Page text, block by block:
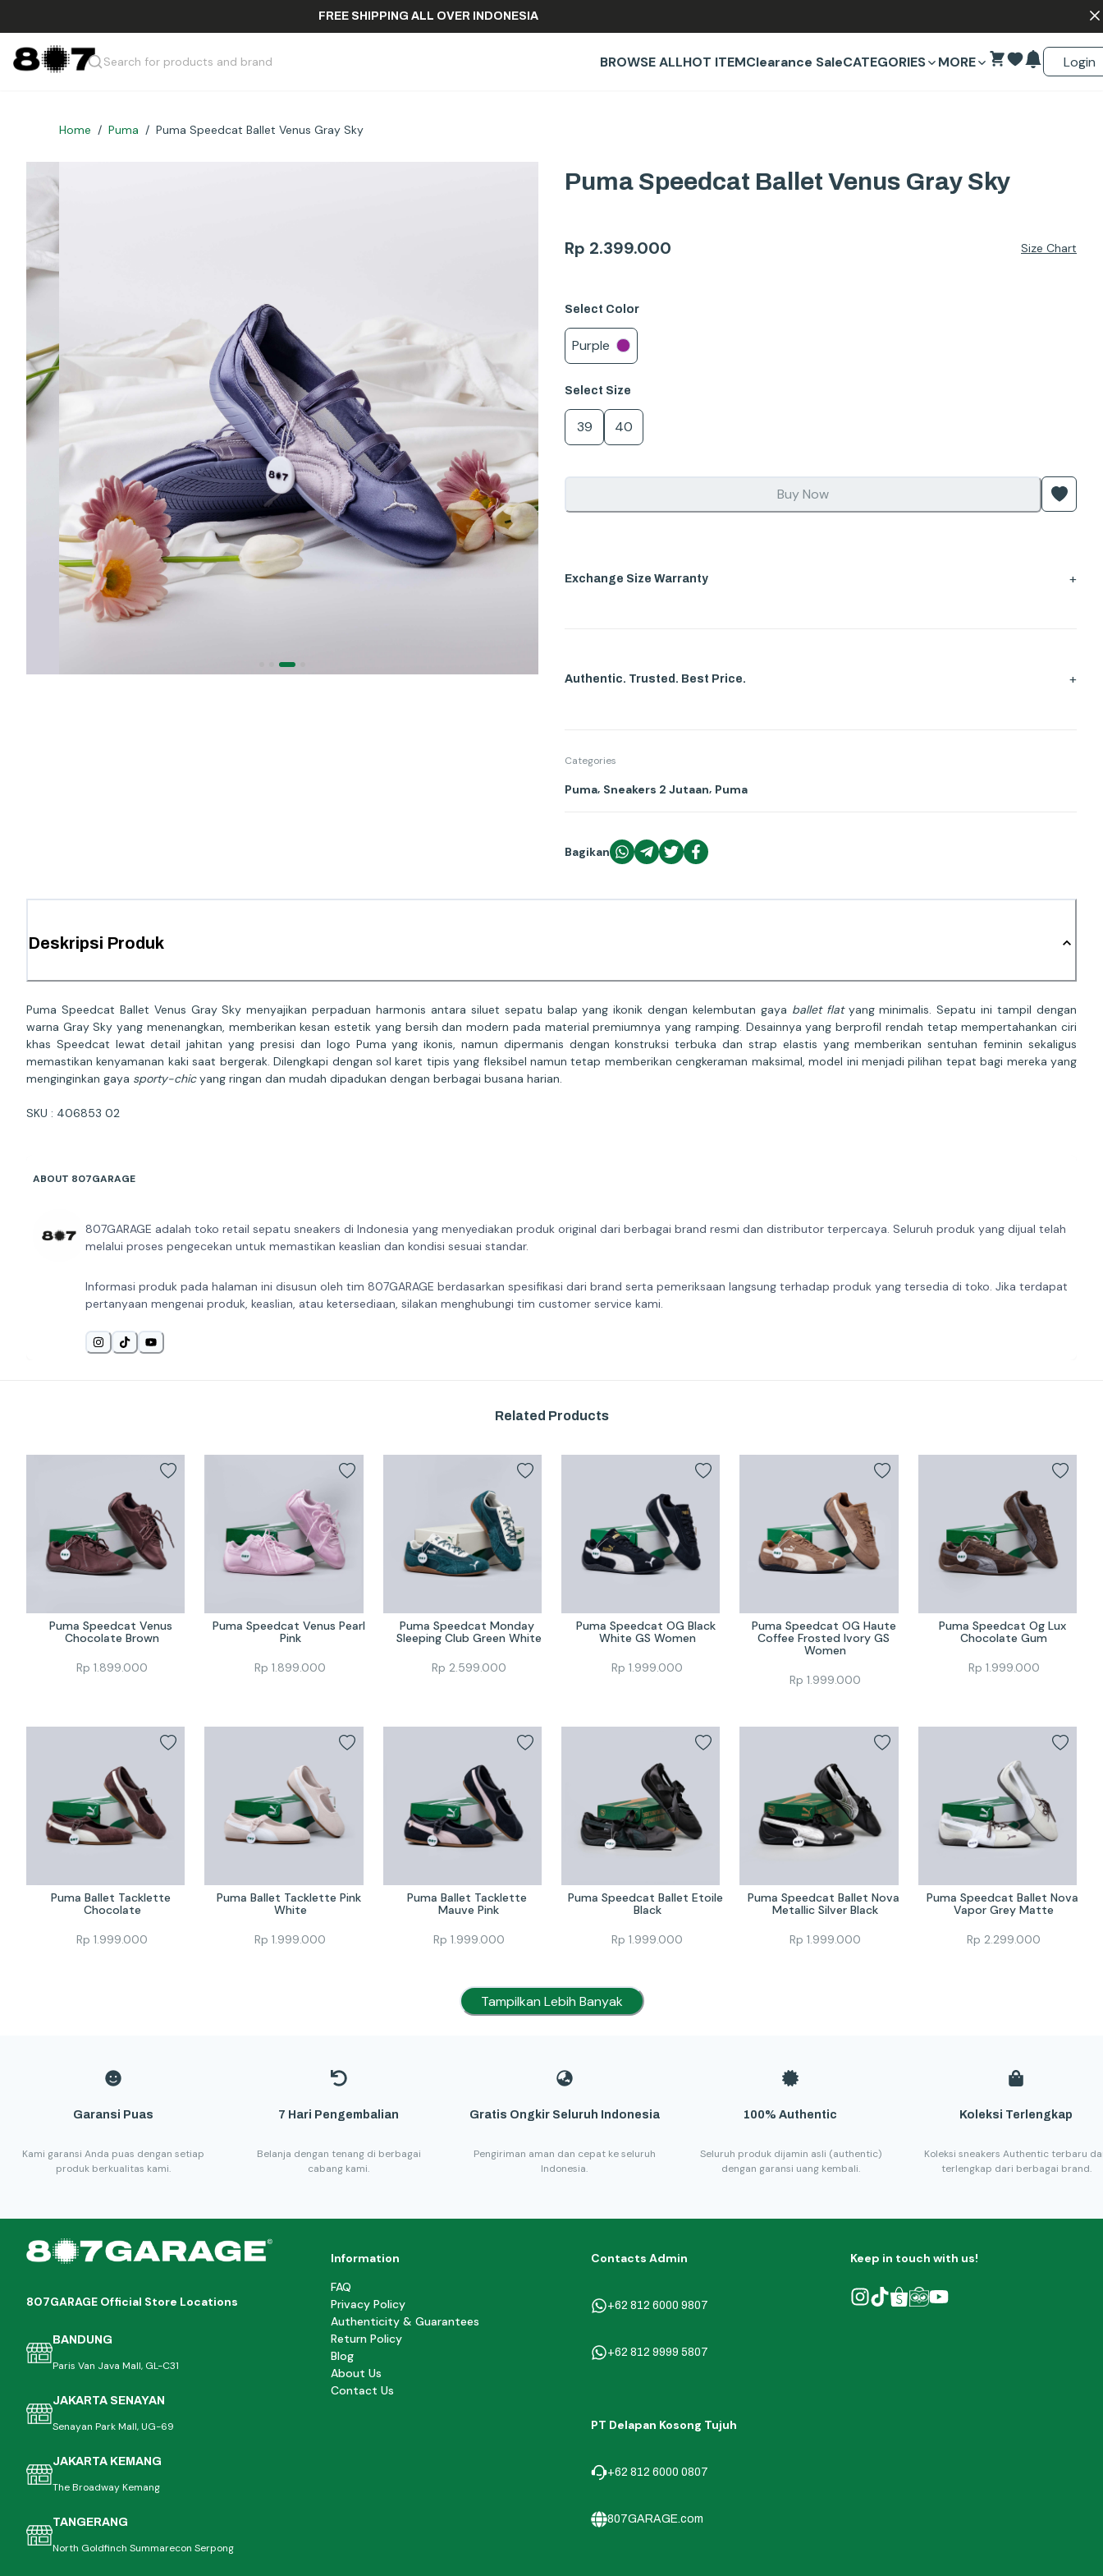
FREE SHIPPING ALL OVER INDONESIA
Search for products and brand BROWSE ALLHOT ITEMClearance SaleCATEGORIES MORE Login
Home / Puma / Puma Speedcat Ballet Venus Gray Sky
Puma Speedcat Ballet Venus Gray Sky
Rp 2.399.000 Size Chart
Select Color
Purple
Select Size
39 40
Buy Now
Exchange Size Warranty +
Authentic. Trusted. Best Price. +
Categories
Puma, Sneakers 2 Jutaan, Puma
Bagikan
Deskripsi Produk
Puma Speedcat Ballet Venus Gray Sky menyajikan perpaduan harmonis antara siluet sepatu balap yang ikonik dengan kelembutan gaya ballet flatyang minimalis. Sepatu ini tampil dengan
warna Gray Sky yang menenangkan, memberikan kesan estetik yang bersih dan modern pada material premiumnya yang ramping. Desainnya yang berprofil rendah tetap mempertahankan ciri
khas Speedcat lewat detail jahitan yang presisi dan logo Puma yang ikonis, namun dipermanis dengan konstruksi terbuka dan strap elastis yang memberikan sentuhan feminin sekaligus
memastikan kenyamanan kaki saat bergerak. Dilengkapi dengan sol karet tipis yang fleksibel namun tetap memberikan cengkeraman maksimal, model ini menjadi pilihan tepat bagi mereka yang
menginginkan gaya sporty-chicyang ringan dan mudah dipadukan dengan berbagai busana harian.
SKU : 406853 02
ABOUT 807GARAGE
807GARAGE adalah toko retail sepatu sneakers di Indonesia yang menyediakan produk original dari berbagai brand resmi dan distributor terpercaya. Seluruh produk yang dijual telah
melalui proses pengecekan untuk memastikan keaslian dan kondisi sesuai standar.
Informasi produk pada halaman ini disusun oleh tim 807GARAGE berdasarkan spesifikasi dari brand serta pemeriksaan langsung terhadap produk yang tersedia di toko. Jika terdapat
pertanyaan mengenai produk, keaslian, atau ketersediaan, silakan menghubungi tim customer service kami.
Related Products
Puma Speedcat Venus
Chocolate Brown
Rp1.899.000
Puma Speedcat Venus Pearl
Pink
Rp1.899.000
Puma Speedcat Monday
Sleeping Club Green White
Rp 2.599.000
Puma Speedcat OG Black
White GS Women
Rp1.999.000
Puma Speedcat OG Haute
Coffee Frosted Ivory GS
Women
Rp1.999.000
Puma Speedcat Og Lux
Chocolate Gum
Rp 1.999.000
Puma Ballet Tacklette
Chocolate
Rp1.999.000
Puma Ballet Tacklette Pink
White
Rp1.999.000
Puma Ballet Tacklette
Mauve Pink
Rp 1.999.000
Puma Speedcat Ballet Etoile
Black
Rp1.999.000
Puma Speedcat Ballet Nova
Metallic Silver Black
Rp1.999.000
Puma Speedcat Ballet Nova
Vapor Grey Matte
Rp 2.299.000
Tampilkan Lebih Banyak
Garansi Puas
Kami garansi Anda puas dengan setiap
produk berkualitas kami.
7 Hari Pengembalian
Belanja dengan tenang di berbagai
cabang kami.
Gratis Ongkir Seluruh Indonesia
Pengiriman aman dan cepat ke seluruh
Indonesia.
100% Authentic
Seluruh produk dijamin asli (authentic)
dengan garansi uang kembali.
Koleksi Terlengkap
Koleksi sneakers Authentic terbaru
terlengkap dari berbagai brand.
807GARAGE Official Store Locations
BANDUNG
Paris Van Java Mall, GL-C31
JAKARTA SENAYAN
Senayan Park Mall, UG-69
JAKARTA KEMANG
The Broadway Kemang
TANGERANG
North Goldfinch Summarecon Serpong
Information
FAQ
Privacy Policy
Authenticity & Guarantees
Return Policy
Blog
About Us
Contact Us
Contacts Admin
+62 812 6000 9807
+62 812 9999 5807
PT Delapan Kosong Tujuh
+62 812 6000 0807
807GARAGE.com
Keep in touch with us!